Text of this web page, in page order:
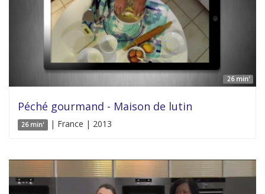
26 min'
Péché gourmand - Maison de lutin
26 min' | France | 2013